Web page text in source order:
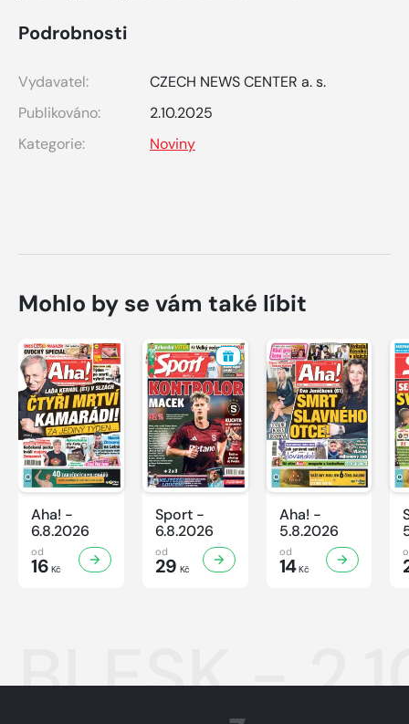
Podrobnosti
Vydavatel:
CZECH NEWS CENTER a. s.
Publikováno:
2.10.2025
Kategorie:
Noviny
Mohlo by se vám také líbit
Aha! -
6.8.2026
od
16 Kč
Sport -
6.8.2026
od
29 Kč
Aha! -
5.8.2026
od
14Kč
BLESK -